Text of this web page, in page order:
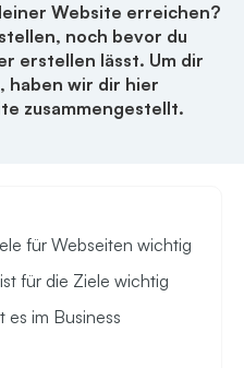
Website erreichen?
noch bevor du
erstellen lässt. Um dir
haben wir dir hier
zusammengestellt.
für Webseiten wichtig
für die Ziele wichtig
es im Business